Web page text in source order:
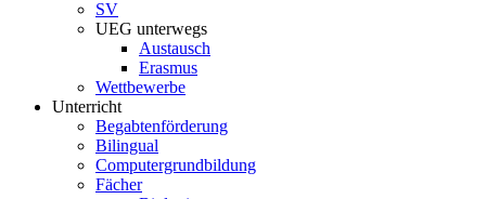
SV
UEG unterwegs
Austausch
Erasmus
Wettbewerbe
Unterricht
Begabtenförderung
Bilingual
Computergrundbildung
Fächer